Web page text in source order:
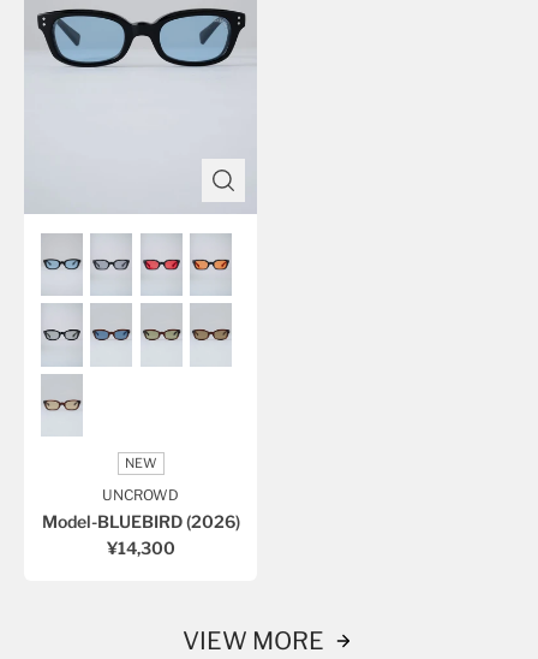
NEW
UNCROWD
Model-BLUEBIRD (2026)
¥14,300
VIEW MORE